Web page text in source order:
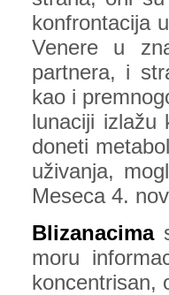
konfrontacija
Venere u
partnera, i
kao i
lunaciji
doneti
uživanja,
Meseca 4.
Blizanacima
moru
koncentrisan,